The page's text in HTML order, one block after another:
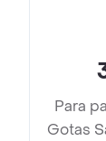
Para
Gotas